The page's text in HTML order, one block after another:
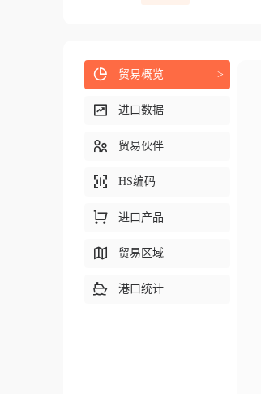
贸易概览 >
进口数据
贸易伙伴
HS编码
进口产品
贸易区域
港口统计